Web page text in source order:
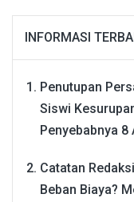
INFORMASI
Penutupan
Siswi
Penyebabnya 8
Catatan
Beban Biaya?